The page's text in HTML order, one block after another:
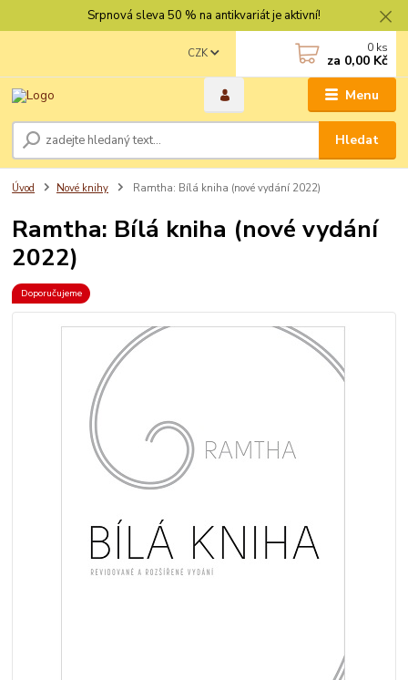
Srpnová sleva 50 % na antikvariát je aktivní!
Menu
CZK
Hledat
0 ks
za 0,00 Kč
Úvod Nové knihy Ramtha: Bílá kniha (nové vydání 2022)
Ramtha: Bílá kniha (nové vydání
2022)
Doporučujeme